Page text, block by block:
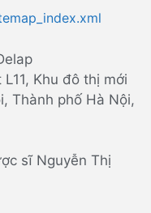
Khu đô thị mới
Thành phố Hà Nội,
sĩ Nguyễn Thị